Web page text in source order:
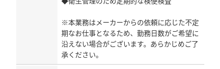
※本業務はメーカーからの依頼に応じた不定
期なお仕事となるため、勤務日数がご希望に
沿えない場合がございます。あらかじめご了
承ください。